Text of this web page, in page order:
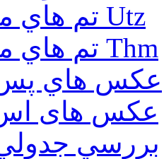
تم هاي مخصوص Utz
تم هاي مخصوص Thm
عكس هاي پس
عكس های
بررسي